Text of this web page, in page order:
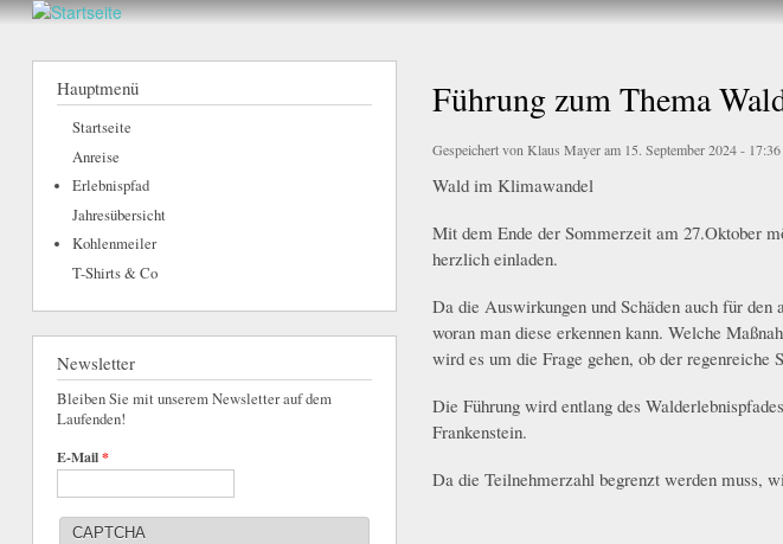
Direkt
Frankenstein
e.V.
hier
Führung zum Thema
Gespeichert von Klaus Mayeram 15. September 2024 - 17:36
Wald im Klimawandel
Mit dem Ende der Sommerzeit am 27.Oktober
herzlich einladen.
Da die Auswirkungen und Schäden auch für
woran man diese erkennen kann. Welche
wird es um die Frage gehen, ob der regenreiche
Die Führung wird entlang des
Frankenstein.
Da die Teilnehmerzahl begrenzt werden muss,
Hauptmenü
Startseite
Anreise
Erlebnispfad
Jahresübersicht
Kohlenmeiler
T-Shirts & Co
Newsletter
Bleiben Sie mit unserem Newsletter auf dem
Laufenden!
E-Mail*
CAPTCHA